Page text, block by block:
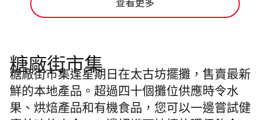
查看更多
糖廠街市集
糖廠街市集逢星期日在太古坊擺攤，售賣最新
鮮的本地產品。超過四十個攤位供應時令水
果、烘焙產品和有機食品，您可以一邊嘗試健